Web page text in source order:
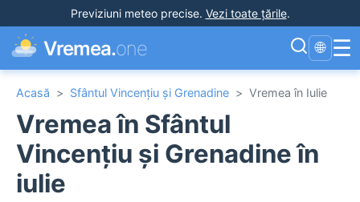
Previziuni meteo precise. Vezi toate țările.
Vremea.one 🌐 ☰
Acasă > Sfântul Vincențiu și Grenadine > Vremea în Iulie
Vremea în Sfântul
Vincențiu și Grenadine în
iulie